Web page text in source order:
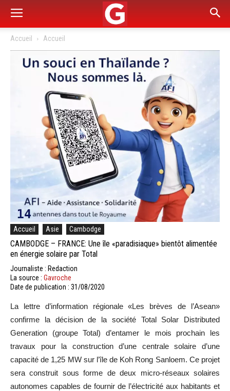
Accueil Accueil
Accueil Asie Cambodge
CAMBODGE – FRANCE: Une île «paradisiaque» bientôt alimentée
en énergie solaire par Total
Journaliste : Redaction
La source : Gavroche
Date de publication : 31/08/2020
La lettre d’information régionale «Les brèves de l’Asean»
confirme la décision de la société Total Solar Distributed
Generation (groupe Total) d’entamer le mois prochain les
travaux pour la construction d’une centrale solaire d’une
capacité de 1,25 MW sur l’île de Koh Rong Sanloem. Ce projet
sera construit sous forme de deux micro-réseaux solaires
autonomes capables de fournir de l’électricité aux habitants et